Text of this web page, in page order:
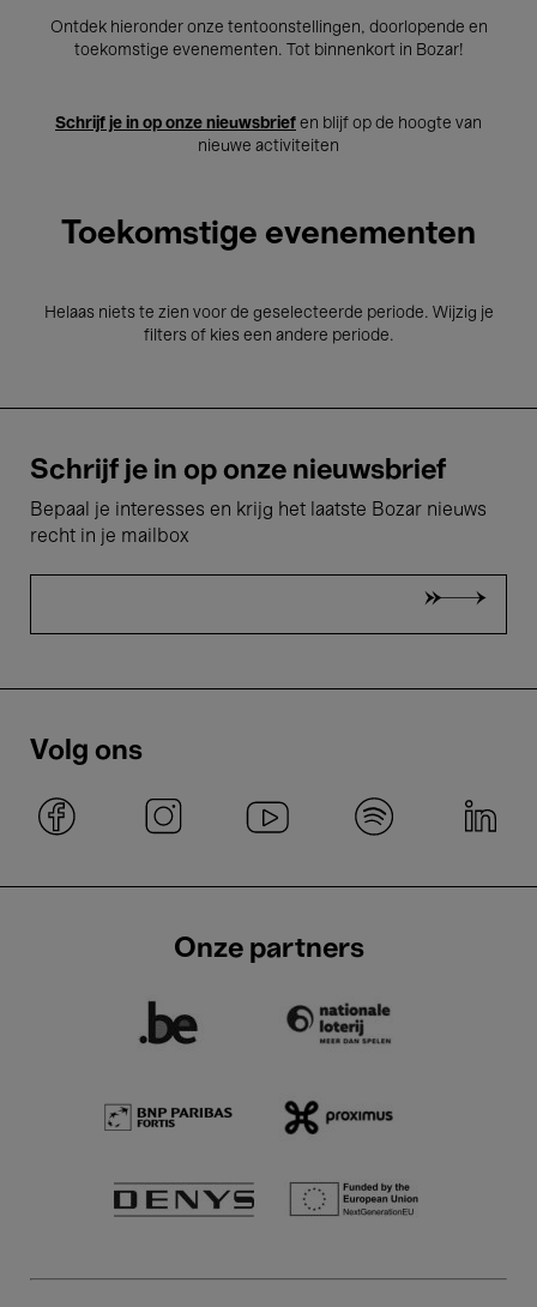
Ontdek hieronder onze tentoonstellingen, doorlopende en
toekomstige evenementen. Tot binnenkort in Bozar!
Schrijf je in op onze nieuwsbrief en blijf op de hoogte van
nieuwe activiteiten
Toekomstige evenementen
Helaas niets te zien voor de geselecteerde periode. Wijzig je
filters of kies een andere periode.
Schrijf je in op onze nieuwsbrief
Bepaal je interesses en krijg het laatste Bozar nieuws
recht in je mailbox
Volg ons
Onze partners